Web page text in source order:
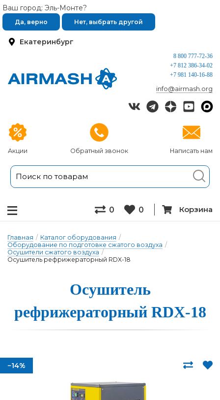
Екатеринбург
Ваш город: Эль-Монте?
Да, верно Нет, выбрать другой
Акции Обратный звонок Написать нам
8 800 777-72-36
+7 812 386-34-02
+7 981 140-16-88
info@airmash.org
0 0 Корзина
Главная / Каталог оборудования /
Оборудование по подготовке сжатого воздуха /
Осушители сжатого воздуха /
Осушитель рефрижераторный RDX-18
Осуши­тель
реф­ри­же­ра­тор­ный RDX-18
−14%